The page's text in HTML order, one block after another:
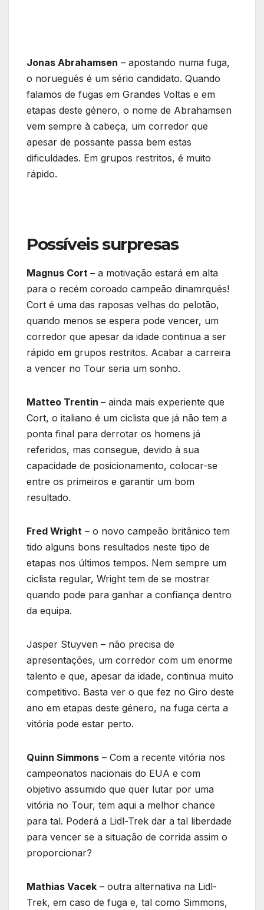
Jonas Abrahamsen – apostando numa fuga,
o norueguês é um sério candidato. Quando
falamos de fugas em Grandes Voltas e em
etapas deste género, o nome de Abrahamsen
vem sempre à cabeça, um corredor que
apesar de possante passa bem estas
dificuldades. Em grupos restritos, é muito
rápido.
Possíveis surpresas
Magnus Cort – a motivação estará em alta
para o recém coroado campeão dinamrquês!
Cort é uma das raposas velhas do pelotão,
quando menos se espera pode vencer, um
corredor que apesar da idade continua a ser
rápido em grupos restritos. Acabar a carreira
a vencer no Tour seria um sonho.
Matteo Trentin – ainda mais experiente que
Cort, o italiano é um ciclista que já não tem a
ponta final para derrotar os homens já
referidos, mas consegue, devido à sua
capacidade de posicionamento, colocar-se
entre os primeiros e garantir um bom
resultado.
Fred Wright – o novo campeão britânico tem
tido alguns bons resultados neste tipo de
etapas nos últimos tempos. Nem sempre um
ciclista regular, Wright tem de se mostrar
quando pode para ganhar a confiança dentro
da equipa.
Jasper Stuyven – não precisa de
apresentações, um corredor com um enorme
talento e que, apesar da idade, continua muito
competitivo. Basta ver o que fez no Giro deste
ano em etapas deste género, na fuga certa a
vitória pode estar perto.
Quinn Simmons – Com a recente vitória nos
campeonatos nacionais do EUA e com
objetivo assumido que quer lutar por uma
vitória no Tour, tem aqui a melhor chance
para tal. Poderá a Lidl-Trek dar a tal liberdade
para vencer se a situação de corrida assim o
proporcionar?
Mathias Vacek – outra alternativa na Lidl-
Trek, em caso de fuga e, tal como Simmons,